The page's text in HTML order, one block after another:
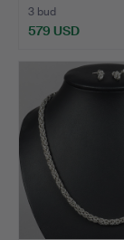
3 bud
579 USD